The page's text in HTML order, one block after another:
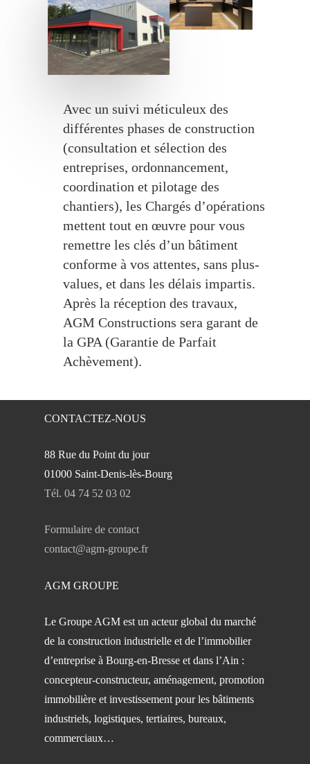
Avec un suivi méticuleux des
différentes phases de construction
(consultation et sélection des
entreprises, ordonnancement,
coordination et pilotage des
chantiers), les Chargés d’opérations
mettent tout en œuvre pour vous
remettre les clés d’un bâtiment
conforme à vos attentes, sans plus-
values, et dans les délais impartis.
Après la réception des travaux,
AGM Constructions sera garant de
la GPA (Garantie de Parfait
Achèvement).
CONTACTEZ-NOUS
88 Rue du Point du jour
01000 Saint-Denis-lès-Bourg
Tél. 04 74 52 03 02
Formulaire de contact
contact@agm-groupe.fr
AGM GROUPE
Le Groupe AGM est un acteur global du marché
de la construction industrielle et de l’immobilier
d’entreprise à Bourg-en-Bresse et dans l’Ain :
concepteur-constructeur, aménagement, promotion
immobilière et investissement pour les bâtiments
industriels, logistiques, tertiaires, bureaux,
commerciaux…